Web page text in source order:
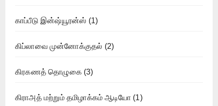
காப்பீடு இன்ஷ்யூரன்ஸ் (1)
கிப்லாவை முன்னோக்குதல் (2)
கிரகணத் தொழுகை(3)
கிராஅத் மற்றும் தமிழாக்கம் ஆடியோ (1)